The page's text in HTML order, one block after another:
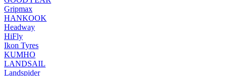
Gripmax
HANKOOK
Headway
HiFly
Ikon Tyres
KUMHO
LANDSAIL
Landspider